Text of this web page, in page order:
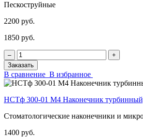
Пескоструйные
2200 руб.
1850 руб.
‒
+
Заказать
В сравнение В избранное
НСТф 300-01 М4 Наконечник
Стоматологические наконечники и
1400 руб.